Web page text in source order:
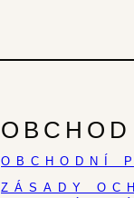
OBCHOD
OBCHODNÍ
ZÁSADY